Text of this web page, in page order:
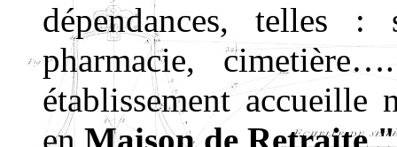
dépendances, telles :
pharmacie,
établissement accueille